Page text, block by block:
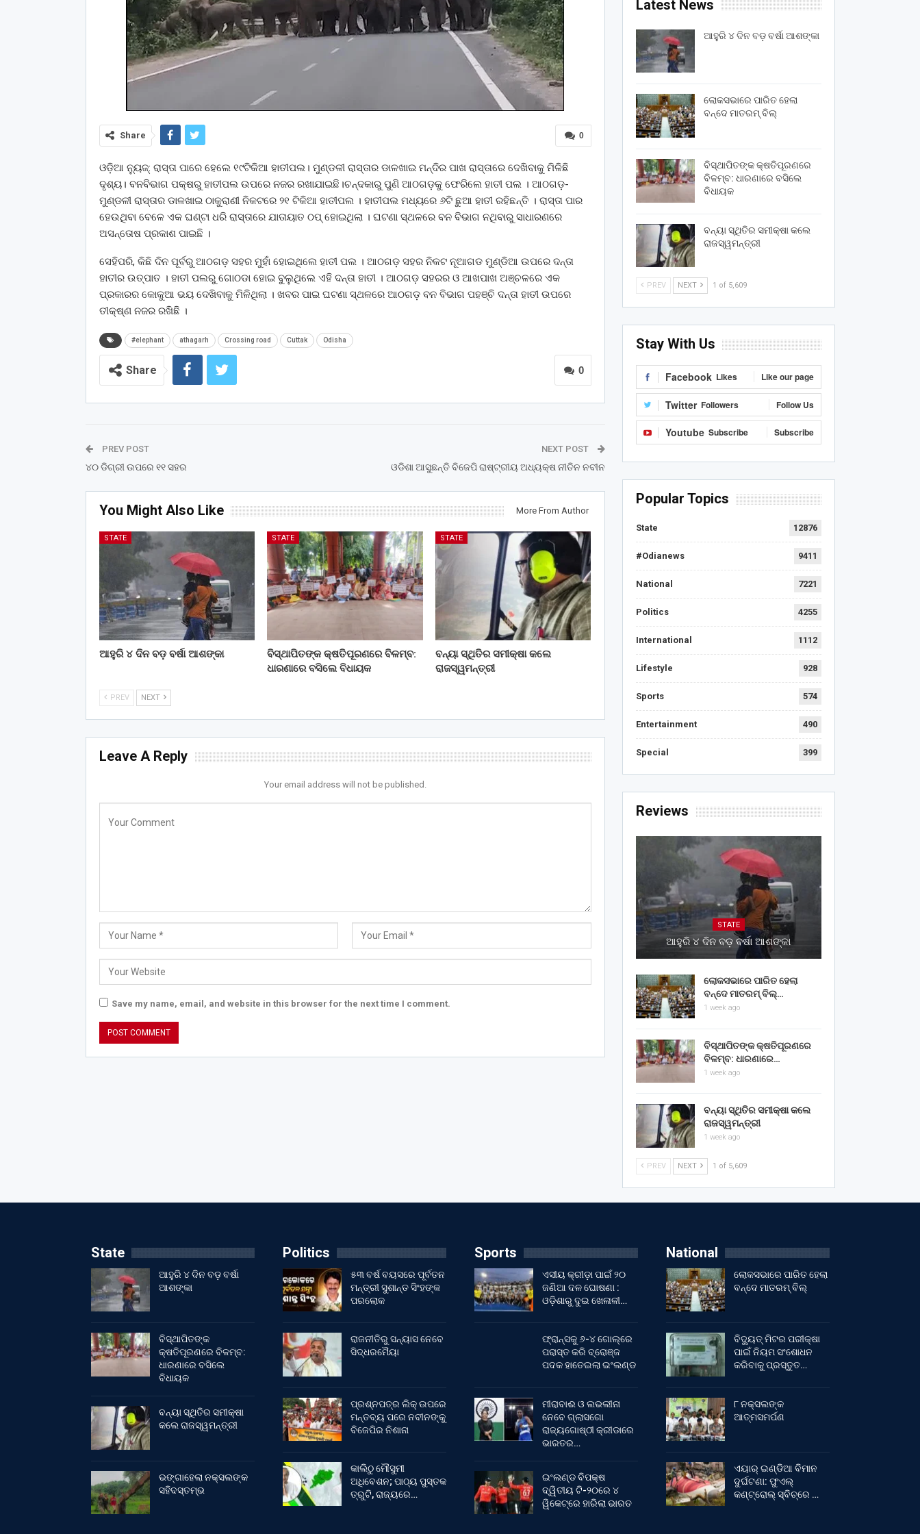
0
Share
ଓଡ଼ିଆ ନ୍ୟୁଜ୍: ରାସ୍ତା ପାରେ ହେଲେ ୧୯ଟିକିଆ ହାତୀପଲ। ମୁଣ୍ଡଳୀ ରାସ୍ତାର ଡାଳଖାଇ ମନ୍ଦିର ପାଖ ରାସ୍ତାରେ ଦେଖିବାକୁ ମିଳିଛି
ଦୃଶ୍ୟ। ବନବିଭାଗ ପକ୍ଷରୁ ହାତୀପଲ ଉପରେ ନଜର ରଖାଯାଇଛି।ଚନ୍ଦକାରୁ ପୁଣି ଆଠଗଡ଼କୁ ଫେରିଲେ ହାତୀ ପଲ । ଆଠଗଡ଼-
ମୁଣ୍ଡଳୀ ରାସ୍ତାର ଡାଳଖାଇ ଠାକୁରାଣୀ ନିକଟରେ ୨୧ ଟିକିଆ ହାତୀପଲ । ହାତୀପଲ ମଧ୍ୟରେ ୬ଟି ଛୁଆ ହାତୀ ରହିଛନ୍ତି । ରାସ୍ତା ପାର
ହେଉଥିବା ବେଳେ ଏକ ଘଣ୍ଟା ଧରି ରାସ୍ତାରେ ଯାତାୟାତ ଠପ୍ ହୋଇଥିଲା । ଘଟଣା ସ୍ଥଳରେ ବନ ବିଭାଗ ନଥିବାରୁ ସାଧାରଣରେ
ଅସନ୍ତୋଷ ପ୍ରକାଶ ପାଇଛି ।
ସେହିପରି, କିଛି ଦିନ ପୂର୍ବରୁ ଆଠଗଡ଼ ସହର ମୁହାଁ ହୋଇଥିଲେ ହାତୀ ପଲ । ଆଠଗଡ଼ ସହର ନିକଟ ନୂଆଗଡ ମୁଣ୍ଡିଆ ଉପରେ ଦନ୍ତା
ହାତୀର ଉତ୍ପାତ । ହାତୀ ପଲରୁ ଗୋଠଡା ହୋଇ ବୁଲୁଥିଲେ ଏହି ଦନ୍ତା ହାତୀ । ଆଠଗଡ଼ ସହରର ଓ ଆଖପାଖ ଅଞ୍ଚଳରେ ଏକ
ପ୍ରକାରର କୋକୁଆ ଭୟ ଦେଖିବାକୁ ମିଳିଥିଲା । ଖବର ପାଇ ଘଟଣା ସ୍ଥଳରେ ଆଠଗଡ଼ ବନ ବିଭାଗ ପହଞ୍ଚି ଦନ୍ତା ହାତୀ ଉପରେ
ତୀକ୍ଷ୍ଣ ନଜର ରଖିଛି ।
#elephant athagarh Crossing road Cuttak Odisha
0
Share
PREV POST
୪୦ ଡିଗ୍ରୀ ଉପରେ ୧୧ ସହର
NEXT POST
ଓଡିଶା ଆସୁଛନ୍ତି ବିଜେପି ରାଷ୍ଟ୍ରୀୟ ଅଧ୍ୟକ୍ଷ ନୀତିନ ନବୀନ
You Might Also Like More From Author
STATE
ଆହୁରି ୪ ଦିନ ବଡ଼ ବର୍ଷା ଆଶଙ୍କା
STATE
ବିସ୍ଥାପିତଙ୍କ କ୍ଷତିପୂରଣରେ ବିଳମ୍ବ:
ଧାରଣାରେ ବସିଲେ ବିଧାୟକ
STATE
ବନ୍ୟା ସ୍ଥିତିର ସମୀକ୍ଷା କଲେ
ରାଜସ୍ୱମନ୍ତ୍ରୀ
PREV NEXT
Leave A Reply
Your email address will not be published.
Save my name, email, and website in this browser for the next time I comment.
Latest News
ଆହୁରି ୪ ଦିନ ବଡ଼ ବର୍ଷା ଆଶଙ୍କା
ଲୋକସଭାରେ ପାରିତ ହେଲା
ବନ୍ଦେ ମାତରମ୍‌ ବିଲ୍‌
ବିସ୍ଥାପିତଙ୍କ କ୍ଷତିପୂରଣରେ
ବିଳମ୍ବ: ଧାରଣାରେ ବସିଲେ
ବିଧାୟକ
ବନ୍ୟା ସ୍ଥିତିର ସମୀକ୍ଷା କଲେ
ରାଜସ୍ୱମନ୍ତ୍ରୀ
PREV NEXT 1 of 5,609
Stay With Us
Facebook Likes Like our page
Twitter Followers Follow Us
Youtube Subscribe Subscribe
Popular Topics
State 12876
#Odianews 9411
National 7221
Politics 4255
International 1112
Lifestyle 928
Sports 574
Entertainment 490
Special 399
Reviews
STATE
ଆହୁରି ୪ ଦିନ ବଡ଼ ବର୍ଷା ଆଶଙ୍କା
ଲୋକସଭାରେ ପାରିତ ହେଲା
ବନ୍ଦେ ମାତରମ୍‌ ବିଲ୍‌…
1 week ago
ବିସ୍ଥାପିତଙ୍କ କ୍ଷତିପୂରଣରେ
ବିଳମ୍ବ: ଧାରଣାରେ…
1 week ago
ବନ୍ୟା ସ୍ଥିତିର ସମୀକ୍ଷା କଲେ
ରାଜସ୍ୱମନ୍ତ୍ରୀ
1 week ago
PREV NEXT 1 of 5,609
State
ଆହୁରି ୪ ଦିନ ବଡ଼ ବର୍ଷା
ଆଶଙ୍କା
ବିସ୍ଥାପିତଙ୍କ
କ୍ଷତିପୂରଣରେ ବିଳମ୍ବ:
ଧାରଣାରେ ବସିଲେ
ବିଧାୟକ
ବନ୍ୟା ସ୍ଥିତିର ସମୀକ୍ଷା
କଲେ ରାଜସ୍ୱମନ୍ତ୍ରୀ
ଭଙ୍ଗାହେଲା ନକ୍ସଲଙ୍କ
ସହିଦସ୍ତମ୍ଭ
Politics
୫୩ ବର୍ଷ ବୟସରେ ପୂର୍ବତନ
ମନ୍ତ୍ରୀ ସୁଶାନ୍ତ ସିଂହଙ୍କ
ପରଲୋକ
ରାଜନୀତିରୁ ସନ୍ୟାସ ନେବେ
ସିଦ୍ଧରମୈୟା
ପ୍ରଶ୍ନପତ୍ର ଲିକ୍ ଉପରେ
ମନ୍ତବ୍ୟ ପରେ ନବୀନଙ୍କୁ
ବିଜେପିର ନିଶାନା
କାଲିଠୁ ମୌସୁମୀ
ଅଧିବେଶନ; ପାଠ୍ୟ ପୁସ୍ତକ
ତ୍ରୁଟି, ରାଜ୍ୟରେ…
Sports
ଏସୀୟ କ୍ରୀଡ଼ା ପାଇଁ ୨୦
ଜଣିଆ ଦଳ ଘୋଷଣା :
ଓଡ଼ିଶାରୁ ଦୁଇ ଖେଳାଳୀ…
ଫ୍ରାନ୍ସକୁ ୬-୪ ଗୋଲ୍‌ରେ
ପରାସ୍ତ କରି ବ୍ରୋଞ୍ଜ
ପଦକ ହାତେଇଲା ଇଂଲଣ୍ଡ
ମୀରାବାଈ ଓ ଲଭଲୀନା
ନେବେ ଗ୍ଲାସଗୋ
ରାଜ୍ୟଗୋଷ୍ଠୀ କ୍ରୀଡାରେ
ଭାରତର…
ଇଂଲଣ୍ଡ ବିପକ୍ଷ
ଦ୍ୱିତୀୟ ଟି-୨୦ରେ ୪
ୱିକେଟ୍‌ରେ ହାରିଲା ଭାରତ
National
ଲୋକସଭାରେ ପାରିତ ହେଲା
ବନ୍ଦେ ମାତରମ୍‌ ବିଲ୍‌
ବିଦ୍ୟୁତ୍ ମିଟର ପରୀକ୍ଷା
ପାଇଁ ନିୟମ ସଂଶୋଧନ
କରିବାକୁ ପ୍ରସ୍ତୁତ…
୮ ନକ୍ସଲଙ୍କ
ଆତ୍ମସମର୍ପଣ
ଏୟାର୍ ଇଣ୍ଡିଆ ବିମାନ
ଦୁର୍ଘଟଣା: ଫୁଏଲ୍‌
କଣ୍ଟ୍ରୋଲ୍‌ ସ୍ବିଚ୍‌ରେ …